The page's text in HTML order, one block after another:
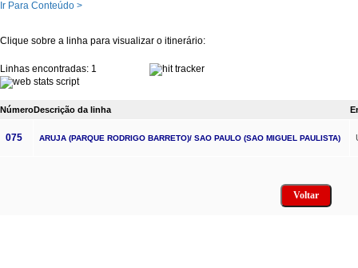
Ir Para Conteúdo >
Clique sobre a linha para visualizar o itinerário:
Linhas encontradas: 1
NúmeroDescrição da linha
075 ARUJA (PARQUE RODRIGO BARRETO)/ SAO PAULO (SAO MIGUEL PAULISTA)